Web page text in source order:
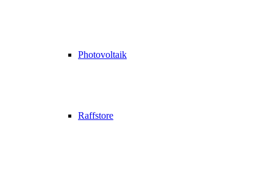
Photovoltaik
Raffstore